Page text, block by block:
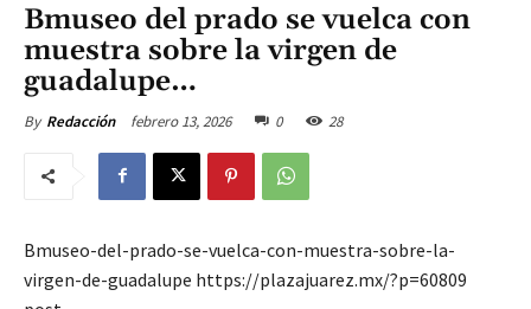
Bmuseo del prado se vuelca con
muestra sobre la virgen de
guadalupe…
By Redacción febrero 13, 2026 0 28
Bmuseo-del-prado-se-vuelca-con-muestra-sobre-la-
virgen-de-guadalupe https://plazajuarez.mx/?p=60809